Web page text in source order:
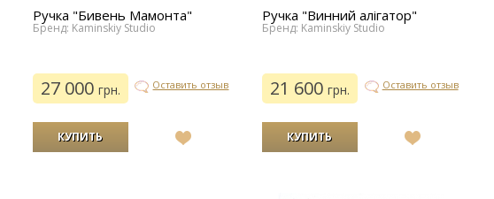
Ручка "Бивень Мамонта"
Бренд: Kaminskiy Studio
27 000 грн. Оставить отзыв
Ручка "Винний алігатор"
Бренд: Kaminskiy Studio
21 600 грн. Оставить отзыв